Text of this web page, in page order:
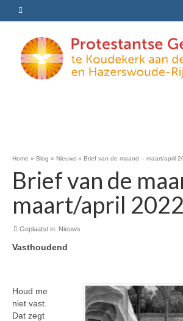
Home » Blog » Nieuws » Brief van de maand – maart/april
Brief van de
maart/april 2022
Geplaatst in: Nieuws
Vasthoudend
Houd me
niet vast.
Dat zegt